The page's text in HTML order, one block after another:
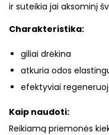
ir suteikia jai aksominį
Charakteristika:
giliai drėkina
atkuria odos
efektyviai
Kaip naudoti:
Reikiamą priemonės